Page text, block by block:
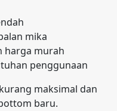
mika
harga murah
penggunaan
maksimal dan
baru.